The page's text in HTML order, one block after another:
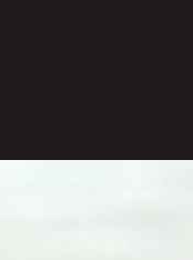
é aproveitar ao